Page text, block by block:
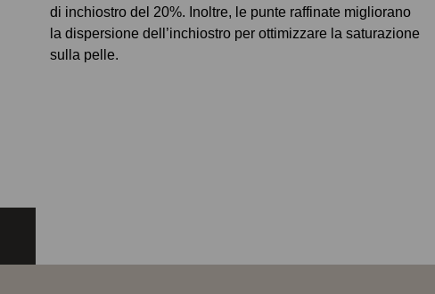
di inchiostro del 20%. Inoltre, le punte raffinate migliorano
la dispersione dell’inchiostro per ottimizzare la saturazione
sulla pelle.